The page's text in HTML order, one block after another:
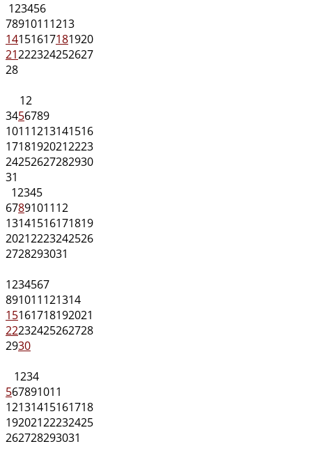
123456
78910111213
14151617181920
21222324252627
28
12
3456789
10111213141516
17181920212223
24252627282930
31
12345
6789101112
13141516171819
20212223242526
2728293031
1234567
891011121314
15161718192021
22232425262728
2930
1234
567891011
12131415161718
19202122232425
262728293031